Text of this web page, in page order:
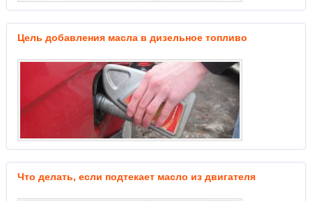
Цель добавления масла в дизельное топливо
Что делать, если подтекает масло из двигателя